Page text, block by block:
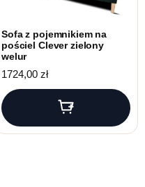
Sofa z pojemnikiem na
pościel Clever zielony
welur
1724,00 zł